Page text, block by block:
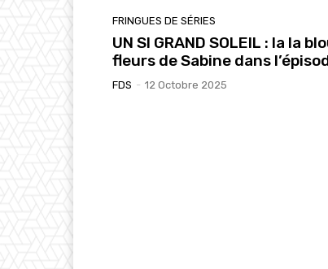
FRINGUES DE SÉRIES
UN SI GRAND SOLEIL : la la
fleurs de Sabine dans
FDS - 12 Octobre 2025